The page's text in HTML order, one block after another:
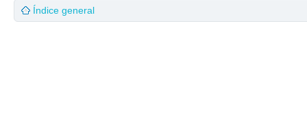
Índice general